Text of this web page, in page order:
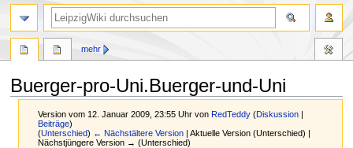
Buerger-pro-Uni.Buerger-und-Uni
Version vom 12. Januar 2009, 23:55 Uhr vonRedTeddy (Diskussion |
Beiträge)
(Unterschied) ← Nächstältere Version | Aktuelle Version (Unterschied) |
Nächstjüngere Version → (Unterschied)
mehr